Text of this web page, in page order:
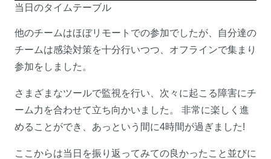
当日のタイムテーブル
他のチームはほぼリモートでの参加でしたが、自分達の
チームは感染対策を十分行いつつ、オフラインで集まり
参加をしました。
さまざまなツールで監視を行い、次々に起こる障害にチ
ーム力を合わせて立ち向かいました。 非常に楽しく進
めることができ、あっという間に4時間が過ぎました!
ここからは当日を振り返ってみての良かったこと並びに